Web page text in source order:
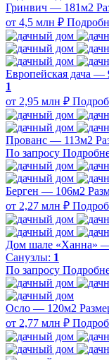
Гринвич — 181м2
от 4,5 млн ₽
Европейская дача —
1
от 2,95 млн ₽
Прованс — 113м2
По запросу
Берген — 106м2
от 2,27 млн ₽
Дом шале «Ханна»
Санузлы: 1
По запросу
Осло — 120м2
от 2,77 млн ₽